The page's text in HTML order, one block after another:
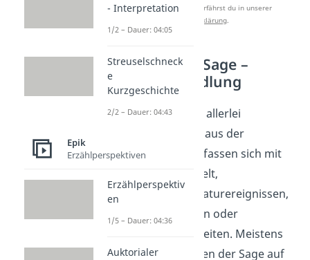
zu verbessern. Mehr dazu erfährst du in unserer
Datenschutzerklärung.
Merkmale einer Sage –
Spannende Handlung
Sagen drehen sich um allerlei
verschiedene Themen aus der
Vergangenheit
: Sie befassen sich mit
der Entstehung der Welt,
außergewöhnlichen Naturereignissen,
traditionellen Bräuchen oder
regionalen Besonderheiten. Meistens
begeben sich die Helden der Sage auf
- Interpretation
1/2 – Dauer: 04:05
Streuselschneck
e
Kurzgeschichte
2/2 – Dauer: 04:43
Epik
Erzählperspektiven
Erzählperspektiv
en
1/5 – Dauer: 04:36
Auktorialer